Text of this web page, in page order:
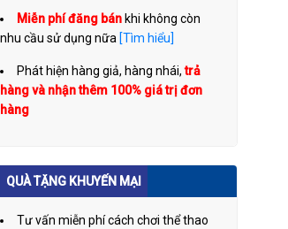
Miễn phí đăng bán khi không còn
nhu cầu sử dụng nữa [Tìm hiểu]
Phát hiện hàng giả, hàng nhái,trả
hàng và nhận thêm 100% giá trị đơn
hàng
QUÀ TẶNG KHUYẾN MẠI
Tư vấn miễn phí cách chơi thể thao